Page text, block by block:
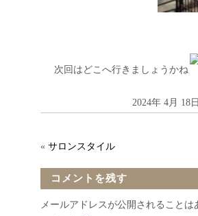
次回はどこへ行きましょうかね
2024年 4月 18
« サロンスタイル
コメントを残す
メールアドレスが公開されることは